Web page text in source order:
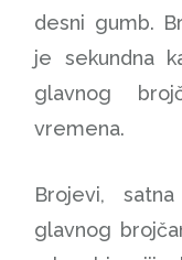
desni gumb.
je sekundna
glavnog
vremena.
Brojevi,
glavnog